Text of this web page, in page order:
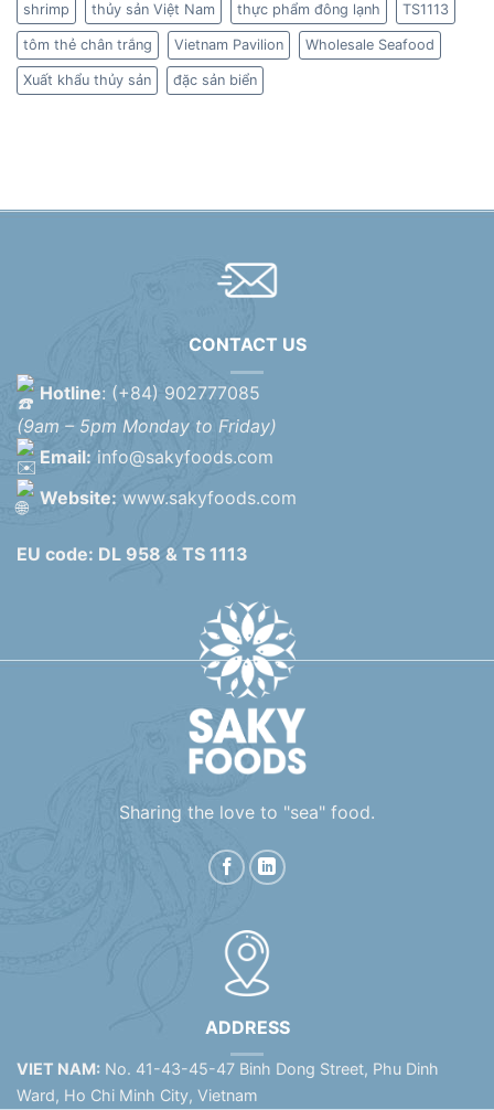
shrimp thủy sản Việt Nam thực phẩm đông lạnh TS1113
tôm thẻ chân trắng Vietnam Pavilion Wholesale Seafood
Xuất khẩu thủy sản đặc sản biển
CONTACT US
Hotline: (+84) 902777085
(9am – 5pm Monday to Friday)
Email: info@sakyfoods.com
Website: www.sakyfoods.com
EU code: DL 958 & TS 1113
Sharing the love to "sea" food.
ADDRESS
VIET NAM: No. 41-43-45-47 Binh Dong Street, Phu Dinh
Ward, Ho Chi Minh City, Vietnam